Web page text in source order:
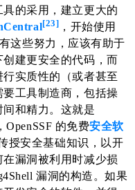
的采用，建立更大的
[23] ，开始使用
这些努力，应该有助于
建更安全的代码，而
实质性的（或者甚至
工具制造商，包括操
和精力。这就是
OpenSSF 的免费安全软
授安全基础知识，以开
漏洞被利用时减少损
漏洞的构造。如果